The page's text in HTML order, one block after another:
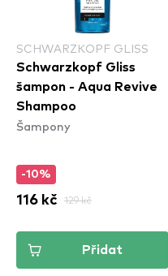
SCHWARZKOPF GLISS
Schwarzkopf Gliss
šampon - Aqua Revive
Shampoo
Šampony
-10%
116 kč 129 kč
Přidat